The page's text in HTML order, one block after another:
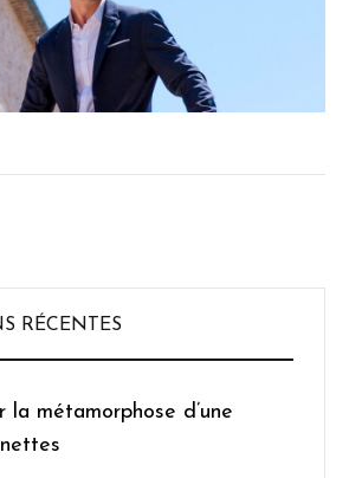
RÉCENTES
la métamorphose d’une